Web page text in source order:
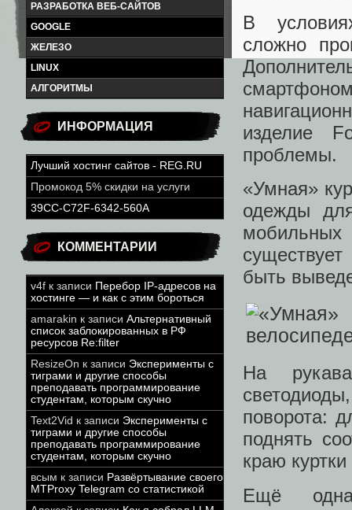
РАЗРАБОТКА ВЕБ-САЙТОВ
GOOGLE
ЖЕЛЕЗО
LINUX
АЛГОРИТМЫ
ИНФОРМАЦИЯ
Лучший хостинг сайтов - REG.RU
Промокод 5% скидки на услуги
39CC-C72F-6342-560A
КОММЕНТАРИИ
v4f к записи Перебор IP-адресов на
хостинге — и как с этим бороться
amarakin к записи Альтернативный
список заблокированных в РФ
ресурсов Re:filter
ResizeOn к записи Эксперименты с
тиграми и другие способы
преподавать программирование
студентам, которым скучно
Text2Vid к записи Эксперименты с
тиграми и другие способы
преподавать программирование
студентам, которым скучно
всым к записи Развёртывание своего
MTProxy Telegram со статистикой
В
сложно
изделие
проблемы.
«Умная»
одежды
быть
На
поворота:
поднять
краю
Ещё